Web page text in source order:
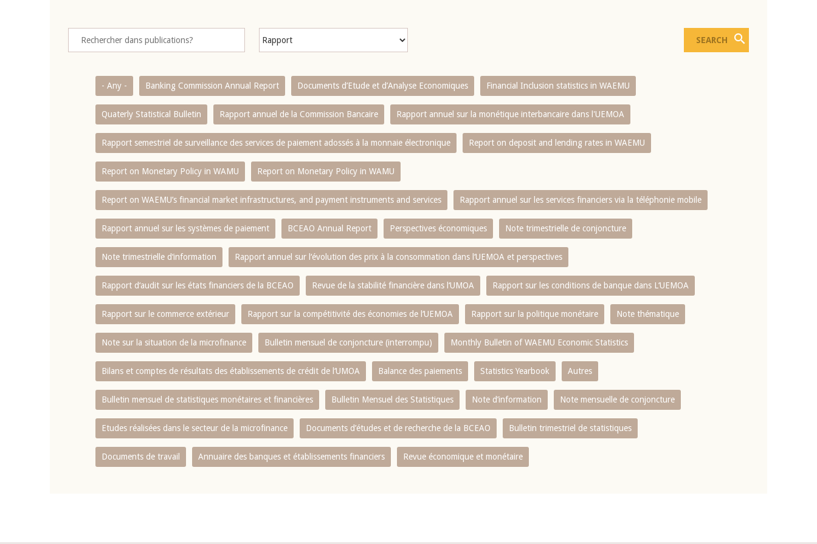
- Any - Banking Commission Annual Report Documents d’Etude et d’Analyse Economiques Financial Inclusion statistics in WAEMU
Quaterly Statistical Bulletin Rapport annuel de la Commission Bancaire Rapport annuel sur la monétique interbancaire dans l'UEMOA
Rapport semestriel de surveillance des services de paiement adossés à la monnaie électronique Report on deposit and lending rates in WAEMU
Report on Monetary Policy in WAMU Report on Monetary Policy in WAMU
Report on WAEMU’s financial market infrastructures, and payment instruments and services Rapport annuel sur les services financiers via la téléphonie mobile
Rapport annuel sur les systèmes de paiement BCEAO Annual Report Perspectives économiques Note trimestrielle de conjoncture
Note trimestrielle d‘information Rapport annuel sur l‘évolution des prix à la consommation dans l‘UEMOA et perspectives
Rapport d‘audit sur les états financiers de la BCEAO Revue de la stabilité financière dans l‘UMOA Rapport sur les conditions de banque dans L‘UEMOA
Rapport sur le commerce extérieur Rapport sur la compétitivité des économies de l‘UEMOA Rapport sur la politique monétaire Note thématique
Note sur la situation de la microfinance Bulletin mensuel de conjoncture (interrompu) Monthly Bulletin of WAEMU Economic Statistics
Bilans et comptes de résultats des établissements de crédit de l‘UMOA Balance des paiements Statistics Yearbook Autres
Bulletin mensuel de statistiques monétaires et financières Bulletin Mensuel des Statistiques Note d’information Note mensuelle de conjoncture
Etudes réalisées dans le secteur de la microfinance Documents d’études et de recherche de la BCEAO Bulletin trimestriel de statistiques
Documents de travail Annuaire des banques et établissements financiers Revue économique et monétaire